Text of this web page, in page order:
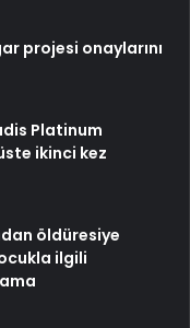
projesi onaylarını
Platinum
ikinci kez
öldüresiye
ilgili